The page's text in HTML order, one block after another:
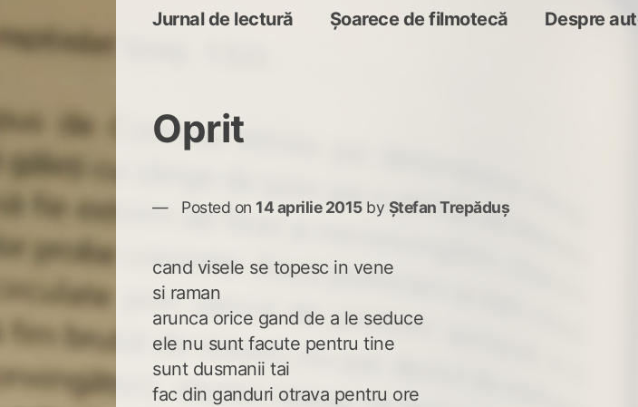
Jurnal de lectură Șoarece de filmotecă Despre
Oprit
Posted on 14 aprilie 2015by Ștefan Trepăduș
cand visele se topesc in vene
si raman
arunca orice gand de a le seduce
ele nu sunt facute pentru tine
sunt dusmanii tai
fac din ganduri otrava pentru ore